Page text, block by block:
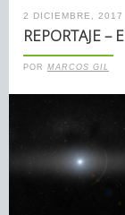
2 DICIEMBRE, 2017
REPORTAJE –
POR MARCOS GIL